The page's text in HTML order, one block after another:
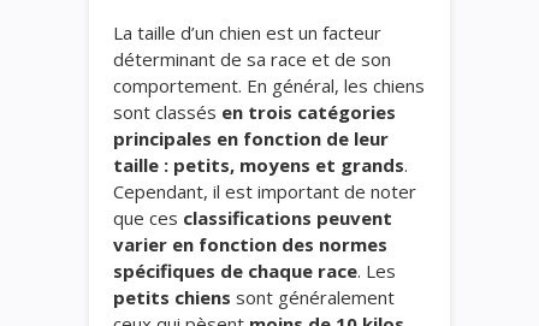
La taille d’un chien est un facteur
déterminant de sa race et de son
comportement. En général, les chiens
sont classés en trois catégories
principales en fonction de leur
taille : petits, moyens et grands.
Cependant, il est important de noter
que ces classifications peuvent
varier en fonction des normes
spécifiques de chaque race. Les
petits chiens sont généralement